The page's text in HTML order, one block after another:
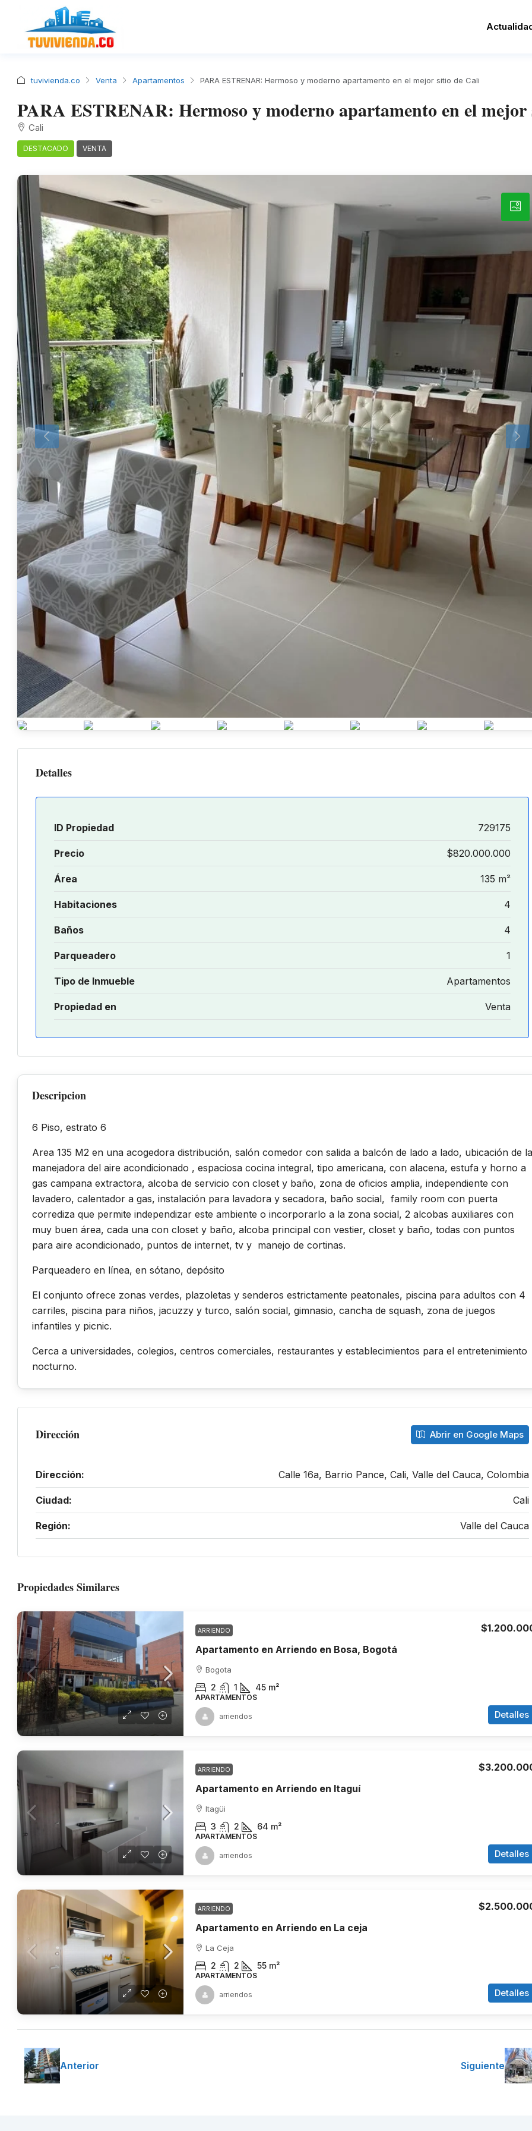
tuvivienda.co Venta Apartamentos PARA ESTRENAR: Hermoso y moderno apartamento en el mejor sitio de Cali
PARA ESTRENAR: Hermoso y moderno apartamento en el
Cali
DESTACADO VENTA
Detalles
ID Propiedad 729175
Precio $820.000.000
Área 135 m²
Habitaciones 4
Baños 4
Parqueadero 1
Tipo de Inmueble Apartamentos
Propiedad en Venta
Descripcion
6 Piso, estrato 6
Area 135 M2 en una acogedora distribución, salón comedor con salida a balcón de lado a lado, ubicación de la
manejadora del aire acondicionado , espaciosa cocina integral, tipo americana, con alacena, estufa y horno a
gas campana extractora, alcoba de servicio con closet y baño, zona de oficios amplia, independiente con
lavadero, calentador a gas, instalación para lavadora y secadora, baño social, family room con puerta
corrediza que permite independizar este ambiente o incorporarlo a la zona social, 2 alcobas auxiliares con
muy buen área, cada una con closet y baño, alcoba principal con vestier, closet y baño, todas con puntos
para aire acondicionado, puntos de internet, tv y manejo de cortinas.
Parqueadero en línea, en sótano, depósito
El conjunto ofrece zonas verdes, plazoletas y senderos estrictamente peatonales, piscina para adultos con 4
carriles, piscina para niños, jacuzzy y turco, salón social, gimnasio, cancha de squash, zona de juegos
infantiles y picnic.
Cerca a universidades, colegios, centros comerciales, restaurantes y establecimientos para el entretenimiento
nocturno.
Dirección Abrir en Google Maps
Dirección: Calle 16a, Barrio Pance, Cali, Valle del Cauca, Colombia
Ciudad: Cali
Región: Valle del Cauca
Propiedades Similares
ARRIENDO
Apartamento en Arriendo en Bosa, Bogotá
Bogota
2 1 45 m²
APARTAMENTOS
Detalles
arriendos
ARRIENDO
Apartamento en Arriendo en Itaguí
Itagüi
3 2 64 m²
APARTAMENTOS
Detalles
arriendos
ARRIENDO
Apartamento en Arriendo en La ceja
La Ceja
2 2 55 m²
APARTAMENTOS
Detalles
arriendos
Anterior Siguiente